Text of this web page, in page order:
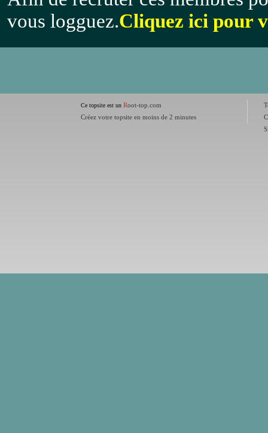
vous logguez.Cliquez ici pour
Ce topsite est un Root-top.com
Créez votre topsite en moins de 2 minutes